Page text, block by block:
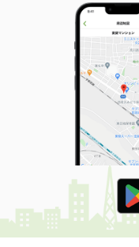
間取り
鹿児島県薩摩川内市
価 格
住 所
専有面積
間取り
鹿児島県鹿児島市上之
価 格
住 所
専有面積